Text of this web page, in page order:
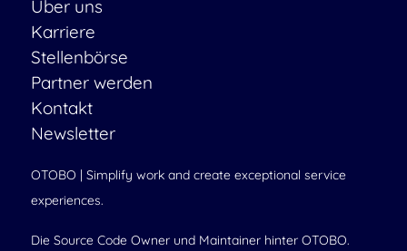
Über uns
Karriere
Stellenbörse
Partner werden
Kontakt
Newsletter
OTOBO | Simplify work and create exceptional service
experiences.
Die Source Code Owner und Maintainer hinter OTOBO.